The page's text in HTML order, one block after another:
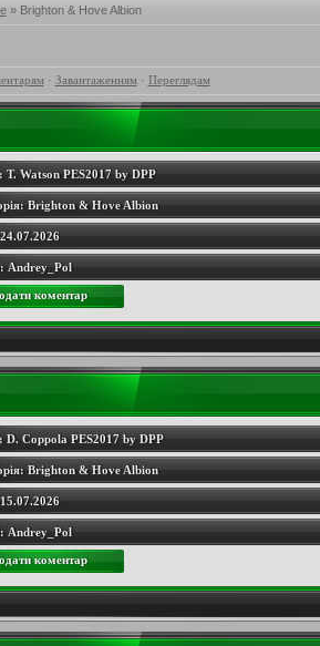
» Brighton & Hove Albion
· Завантаженням· Переглядам
T. Watson PES2017 by DPP
Brighton & Hove Albion
24.07.2026
Andrey_Pol
коментар
D. Coppola PES2017 by DPP
Brighton & Hove Albion
15.07.2026
Andrey_Pol
коментар